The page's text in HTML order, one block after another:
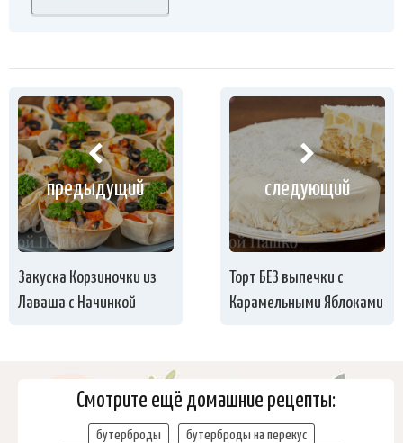
предыдущий
Закуска Корзиночки из
Лаваша с Начинкой
следующий
Торт БЕЗ выпечки с
Карамельными Яблоками
Смотрите ещё домашние рецепты:
бутерброды
бутерброды на перекус